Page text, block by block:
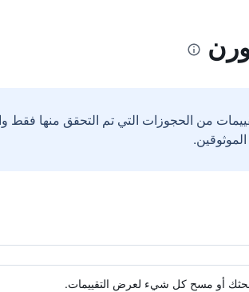
من الحجوزات التي تم التحقق منها فقط
بحثك أو مسح كل شيء لعرض التقييمات.